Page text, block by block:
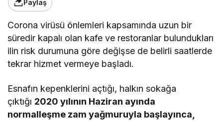
Paylaş
Corona virüsü önlemleri kapsamında uzun bir
süredir kapalı olan kafe ve restoranlar bulundukları
ilin risk durumuna göre değişse de belirli saatlerde
tekrar hizmet vermeye başladı.
Esnafın kepenklerini açtığı, halkın sokağa
çıktığı 2020 yılının Haziran ayında
normalleşme zam yağmuruyla başlayınca,